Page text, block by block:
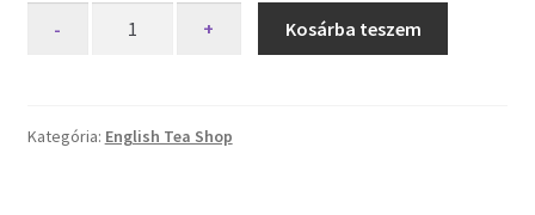
-
-
+ Kosárba teszem
Kategória: English Tea Shop